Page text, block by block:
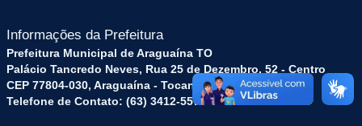
Informações da Prefeitura
Prefeitura Municipal de Araguaína TO
Palácio Tancredo Neves, Rua 25 de Dezembro, 52 - Centro
CEP 77804-030, Araguaína - Tocantins.
Telefone de Contato: (63) 3412-5572